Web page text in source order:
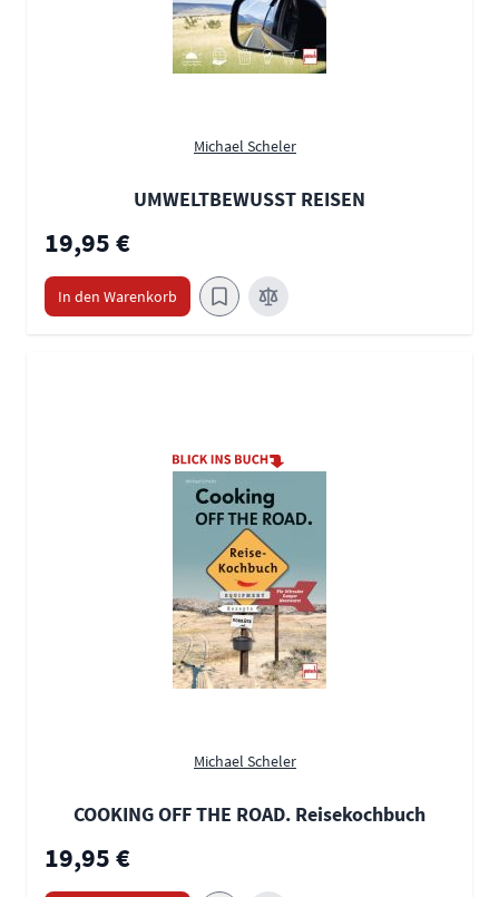
Michael Scheler
UMWELTBEWUSST REISEN
19,95 €
In den Warenkorb
Michael Scheler
COOKING OFF THE ROAD. Reisekochbuch
19,95 €